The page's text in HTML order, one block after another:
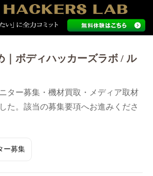
｜ボディハッカーズラボ / ル
ター募集・機材買取・メディア取材
た。該当の募集要項へお進みくださ
ー募集